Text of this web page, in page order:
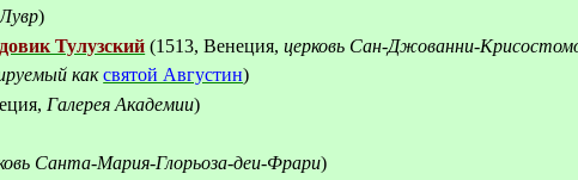
Лувр)
Тулузский (1513, Венеция,церковь Сан-Джованни-
как святой Августин)
Галерея Академии)
Санта-Мария-Глорьоза-деи-Фрари)